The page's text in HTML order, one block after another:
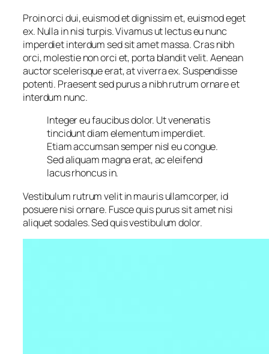
Proin orci dui, euismod et dignissim et, euismod eget
ex. Nulla in nisi turpis. Vivamus ut lectus eu nunc
imperdiet interdum sed sit amet massa. Cras nibh
orci, molestie non orci et, porta blandit velit. Aenean
auctor scelerisque erat, at viverra ex. Suspendisse
potenti. Praesent sed purus a nibh rutrum ornare et
interdum nunc.
Integer eu faucibus dolor. Ut venenatis
tincidunt diam elementum imperdiet.
Etiam accumsan semper nisl eu congue.
Sed aliquam magna erat, ac eleifend
lacus rhoncus in.
Vestibulum rutrum velit in mauris ullamcorper, id
posuere nisi ornare. Fusce quis purus sit amet nisi
aliquet sodales. Sed quis vestibulum dolor.